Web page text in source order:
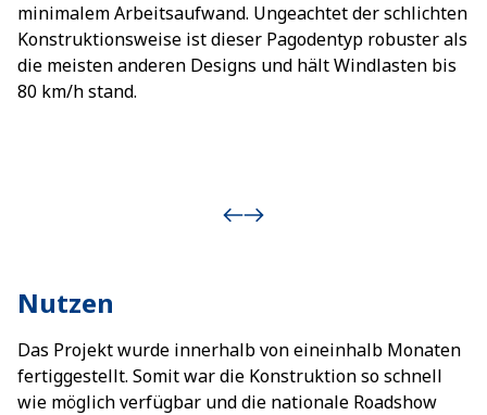
minimalem Arbeitsaufwand. Ungeachtet der schlichten
Konstruktionsweise ist dieser Pagodentyp robuster als
die meisten anderen Designs und hält Windlasten bis
80 km/h stand.
Nutzen
Das Projekt wurde innerhalb von eineinhalb Monaten
fertiggestellt. Somit war die Konstruktion so schnell
wie möglich verfügbar und die nationale Roadshow